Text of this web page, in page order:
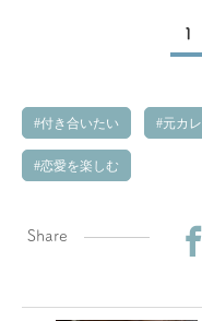
1
付き合いたい 元カレ
恋愛を楽しむ
Share